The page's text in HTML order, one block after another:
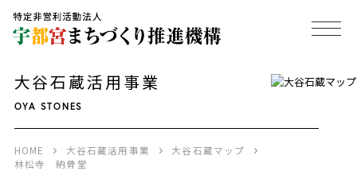
大谷石蔵活用事業
OYA STONES
HOME 大谷石蔵活用事業
大谷石蔵マップ
林松寺 納骨堂